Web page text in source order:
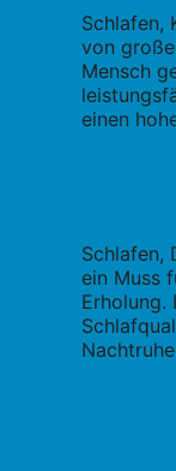
Schlafen,
von
Mensch
einen
Schlafen,
ein Muss
Erholung.